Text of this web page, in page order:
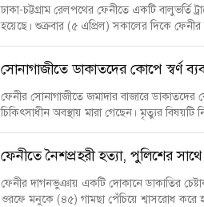
ঢাকা-চট্টগ্রাম রেলপথের ফেনীতে একটি বালুভর্তি
হয়েছে। শুক্রবার (৫ এপ্রিল) সকালের দিকে ফেনীর
সোনাগাজীতে ডাকাতদের কোপে স্বর্ণ
ফেনীর সোনাগাজীতে জমাদার বাজারে
চিকিৎসাধীন অবস্থায় মারা গেছেন। মৃত্যুর বিষয়টি
ফেনীতে নৈশপ্রহরী হত্যা, পুলিশের
ফেনীর দাগনভুঞায় একটি দোকানে ডাকাতির
ওরফে মনুকে (৪৫) গামছা পেঁচিয়ে শ্বাসরোধ করে